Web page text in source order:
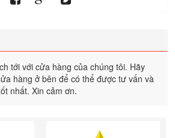
tới với cửa hàng của chúng tôi. Hãy
hàng ở bên để có thể được tư vấn và
nhất. Xin cảm ơn.